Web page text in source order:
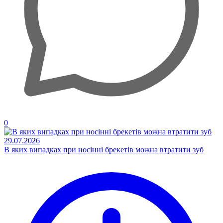
0
29.07.2026
В яких випадках при носінні брекетів можна втратити зуб